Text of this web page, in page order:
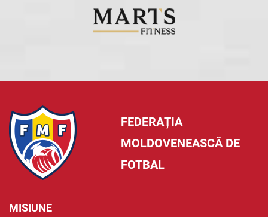
FEDERAȚIA
MOLDOVENEASCĂ DE
FOTBAL
MISIUNE